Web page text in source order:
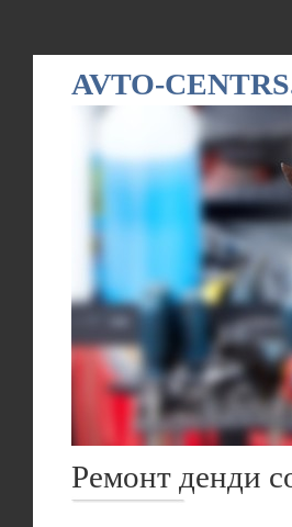
AVTO-
Ремонт денди